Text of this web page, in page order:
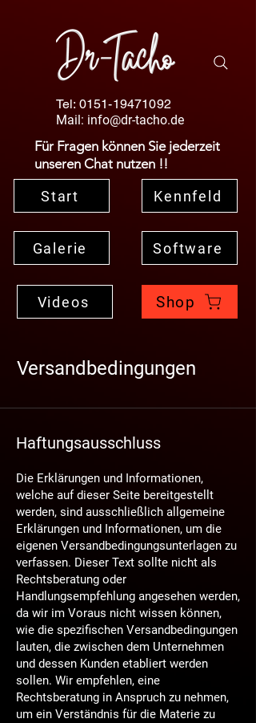
Galerie
Videos
Start
Software
Kennfeld
Shop
Für Fragen können Sie jederzeit
unseren Chat nutzen !!
Tel: 0151-19471092
Mail: info@dr-tacho.de
Versandbedingungen
Haftungsausschluss
Die Erklärungen und Informationen,
welche auf dieser Seite bereitgestellt
werden, sind ausschließlich allgemeine
Erklärungen und Informationen, um die
eigenen Versandbedingungsunterlagen zu
verfassen. Dieser Text sollte nicht als
Rechtsberatung oder
Handlungsempfehlung angesehen werden,
da wir im Voraus nicht wissen können,
wie die spezifischen Versandbedingungen
lauten, die zwischen dem Unternehmen
und dessen Kunden etabliert werden
sollen. Wir empfehlen, eine
Rechtsberatung in Anspruch zu nehmen,
um ein Verständnis für die Materie zu